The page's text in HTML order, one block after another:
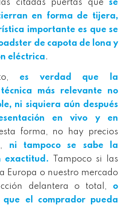
citadas puertas que se
en forma de tijera,
importante es que se
de capota de lona y
eléctrica.
es verdad que la
más relevante no
ni siquiera aún después
en vivo y en
forma, no hay precios
ni tampoco se sabe la
exactitud.
Tampoco si las
Europa o nuestro mercado
delantera o total, o
que el comprador pueda